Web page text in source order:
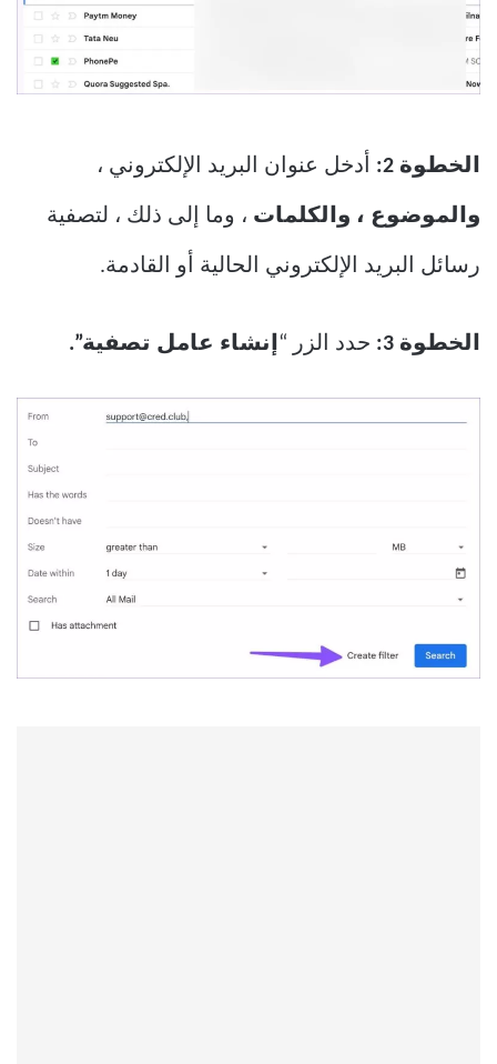
الخطوة 2: أدخل عنوان البريد الإلكتروني ،
والموضوع ، والكلمات ، وما إلى ذلك ، لتصفية
رسائل البريد الإلكتروني الحالية أو القادمة.
الخطوة 3: حدد الزر “ إنشاء عامل تصفية”.